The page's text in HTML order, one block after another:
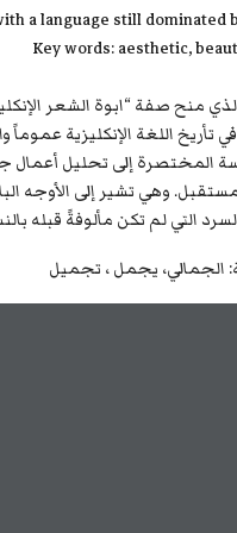
a language still dominated
Key words: aesthetic,
اللغة الإنكليزية عموماً
المختصرة إلى تحليل أعمال
وهي تشير إلى الأوجه
التي لم تكن مألوفةً قبله
الجمالي، يجمل ، تجميل